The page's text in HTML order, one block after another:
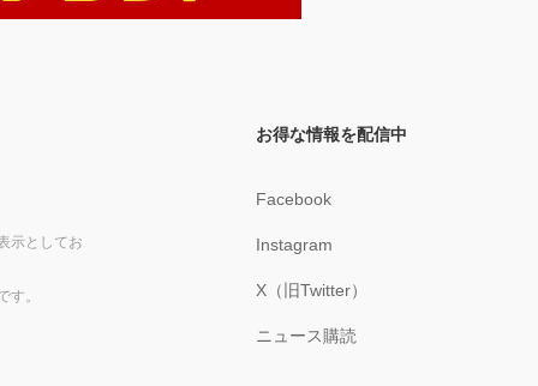
示としてお
す。
お得な情報を配信中
Facebook
Instagram
X（旧Twitter）
ニュース購読